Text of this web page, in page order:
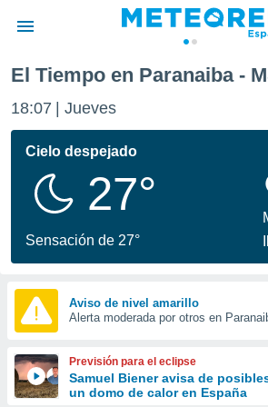
de
por
se
calidad.
a este
las
y
forma
digital
basada
El Tiempo en Paranaiba -
18:07 Jueves
Cielo despejado
27°
Sensación de 27°
Aviso de nivel amarillo
Alerta moderada por otros en
Previsión para el eclipse
Samuel Biener avisa de
un domo de calor en España